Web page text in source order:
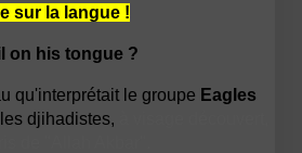
sur la langue !
on his tongue ?
qu'interprétait le groupe Eagles
djihadistes,